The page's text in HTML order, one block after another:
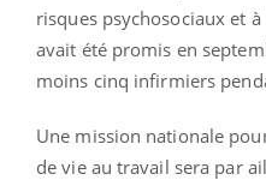
risques psychosociaux et
avait été promis en
moins cinq infirmiers
Une mission nationale
de vie au travail sera par